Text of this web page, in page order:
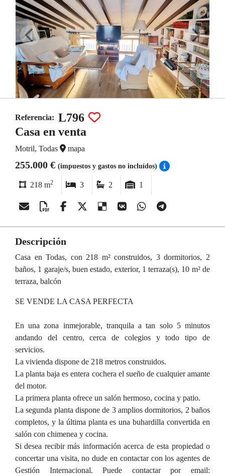
Referencia: L796
Casa en venta
Motril, Todas mapa
255.000 € (impuestos y gastos no incluídos)
218 m2 3 2 1
Descripción
Casa en Todas, con 218 m² construidos, 3 dormitorios, 2
baños, 1 garaje/s, buen estado, exterior, 1 terraza(s), 10 m² de
terraza, balcón
SE VENDE LA CASA PERFECTA
En una zona inmejorable, tranquila a tan solo 5 minutos
andando del centro, cerca de colegios y todo tipo de
servicios.
La vivienda dispone de 218 metros construidos.
La planta baja es entera cochera el sueño de cualquier amante
del motor.
La primera planta ofrece un salón hermoso, cocina y patio.
La segunda planta dispone de 3 amplios dormitorios, 2 baños
completos, y la última planta es una buhardilla convertida en
salón con chimenea y cocina.
Si desea recibir más información acerca de esta propiedad o
concertar una visita, no dude en contactar con los agentes de
Gestión Internacional. Puede contactar por email: